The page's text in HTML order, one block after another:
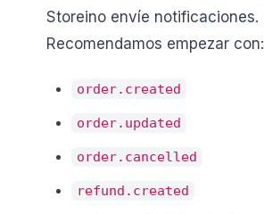
Storeino envíe notificaciones.
Recomendamos empezar con:
order.created
order.updated
order.cancelled
refund.created